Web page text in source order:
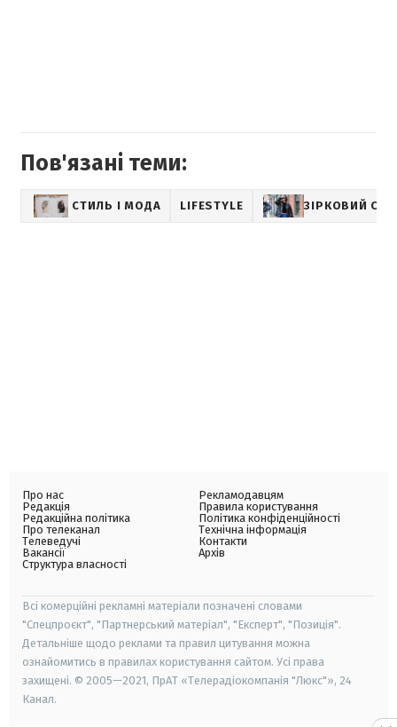
Пов'язані теми:
СТИЛЬ І МОДА LIFESTYLE ЗІРКОВИЙ
Про нас
Редакція
Редакційна політика
Про телеканал
Телеведучі
Вакансії
Структура власності
Рекламодавцям
Правила користування
Політика конфіденційності
Технічна інформація
Контакти
Архів
Всі комерційні рекламні матеріали позначені словами
"Спецпроєкт", "Партнерський матеріал", "Експерт", "Позиція".
Детальніше щодо реклами та правил цитування можна
ознайомитись в правилах користування сайтом. Усі права
захищені. © 2005—2021, ПрАТ «Телерадіокомпанія "Люкс"», 24
Канал.